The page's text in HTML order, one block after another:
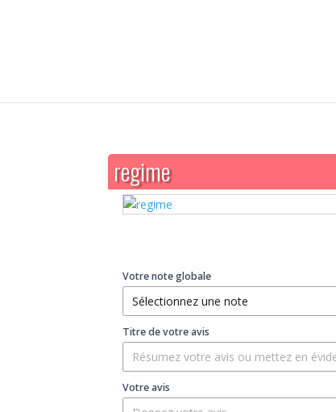
regime
Votre note globale
Titre de votre avis
Votre avis